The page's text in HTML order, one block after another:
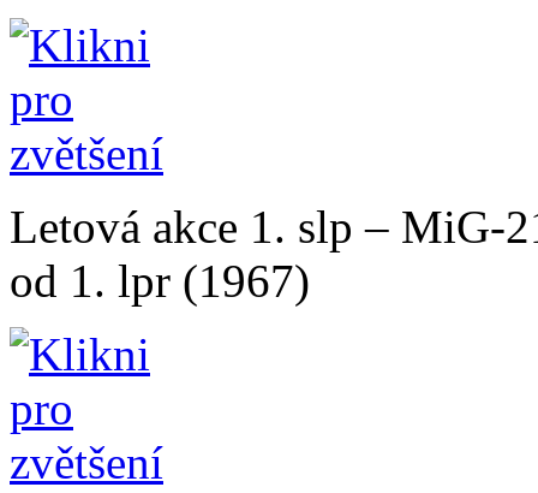
Letová akce 1. slp – MiG-
od 1. lpr (1967)